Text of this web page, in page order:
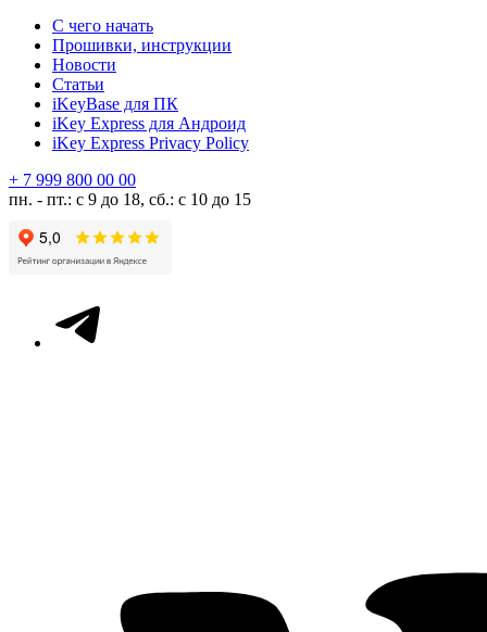
С чего начать
Прошивки, инструкции
Новости
Статьи
iKeyBase для ПК
iKey Express для Андроид
iKey Express Privacy Policy
+ 7 999 800 00 00
пн. - пт.: с 9 до 18, сб.: с 10 до 15